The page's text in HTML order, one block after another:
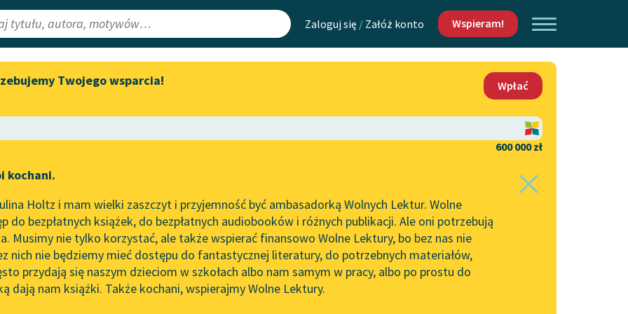
Zaloguj się / Załóż konto Wspieram!
Lektury
redakcyjne
Aktualności
„Prokurator Alicja Horn” do
literatury skandynawskiej
Spotkanie z Katarzyną Tunkiel
w Oslo
102. lata temu zmarł Joseph
Conrad
Mapa Wolnych Lektur
Leśmianator
API
OAI-PMH
Widget Wolnych Lektur
Kontakt
O projekcie
Zasady wykorzystania
Wolnych Lektur
Logotypy
Materiały promocyjne
Twojego wsparcia!
Wpłać
600 000 zł
kochani.
Holtz i mam wielki zaszczyt i przyjemność być ambasadorką Wolnych Lektur. Wolne
do bezpłatnych książek, do bezpłatnych audiobooków i różnych publikacji. Ale oni potrzebują
Musimy nie tylko korzystać, ale także wspierać finansowo Wolne Lektury, bo bez nas nie
nich nie będziemy mieć dostępu do fantastycznej literatury, do potrzebnych materiałów,
przydają się naszym dzieciom w szkołach albo nam samym w pracy, albo po prostu do
dają nam książki. Także kochani, wspierajmy Wolne Lektury.
Artykuł naukowy✖